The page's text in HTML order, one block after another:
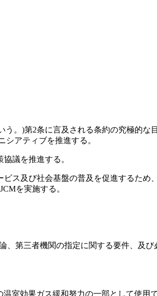
。)第2条に言及される条約の究極的な
アティブを推進する。
議を推進する。
ス及び社会基盤の普及を促進するため
を実施する。
第三者機関の指定に関する要件、及び
室効果ガス緩和努力の一部として使用